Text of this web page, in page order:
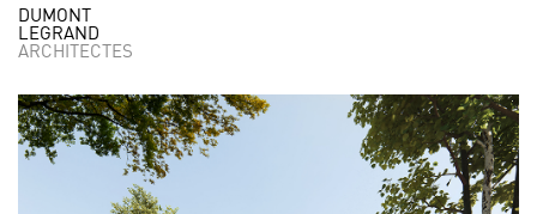
DUMONT
LEGRAND
ARCHITECTES